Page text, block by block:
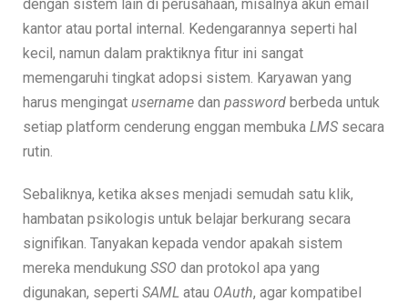
dengan sistem lain di perusahaan, misalnya akun email
kantor atau portal internal. Kedengarannya seperti hal
kecil, namun dalam praktiknya fitur ini sangat
memengaruhi tingkat adopsi sistem. Karyawan yang
harus mengingat username dan password berbeda untuk
setiap platform cenderung enggan membuka LMS secara
rutin.
Sebaliknya, ketika akses menjadi semudah satu klik,
hambatan psikologis untuk belajar berkurang secara
signifikan. Tanyakan kepada vendor apakah sistem
mereka mendukung SSO dan protokol apa yang
digunakan, seperti SAML atau OAuth, agar kompatibel